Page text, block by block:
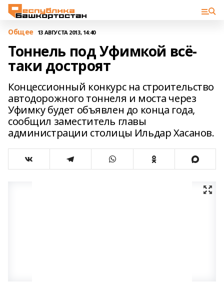
Общее 13 АВГУСТА 2013, 14:40
Тоннель под Уфимкой всё-
таки достроят
Концессионный конкурс на строительство
автодорожного тоннеля и моста через
Уфимку будет объявлен до конца года,
сообщил заместитель главы
администрации столицы Ильдар Хасанов.